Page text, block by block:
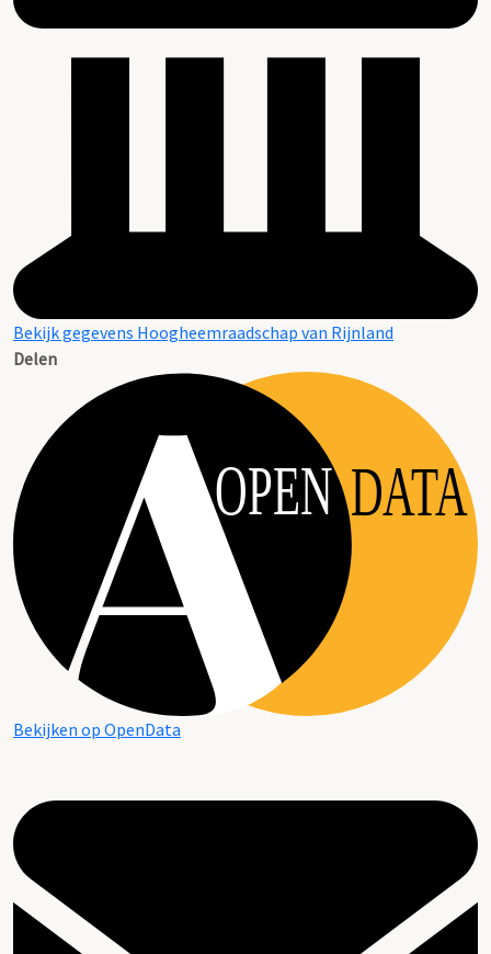
Bekijk gegevens Hoogheemraadschap van Rijnland
Delen
OPEN DATA
Bekijken op OpenData